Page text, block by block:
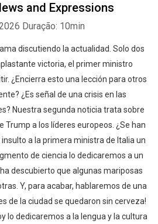
and Expressions
Duração: 10min
discutiendo la actualidad. Solo dos
victoria, el primer ministro
¿Encierra esto una lección para otros
¿Es señal de una crisis en las
Nuestra segunda noticia trata sobre
Trump a los líderes europeos. ¿Se han
a la primera ministra de Italia un
de ciencia lo dedicaremos a un
descubierto que algunas mariposas
Y, para acabar, hablaremos de una
de la ciudad se quedaron sin cerveza!
lo dedicaremos a la lengua y la cultura